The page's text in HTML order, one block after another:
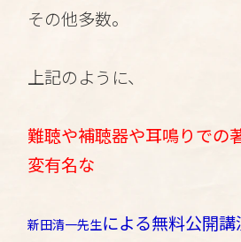
その他多数。
上記のように、
難聴や補聴器や耳鳴りでの
変有名な
新田清一先生による無料公開